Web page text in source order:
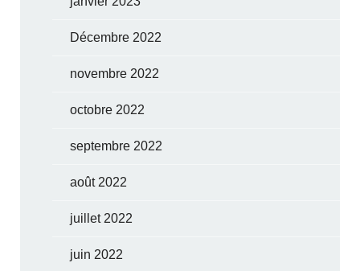
Décembre 2022
novembre 2022
octobre 2022
septembre 2022
août 2022
juillet 2022
juin 2022